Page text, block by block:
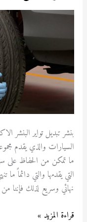
بنشر تبديل تواير البنشر
السيارات والذي يقدم
ما تمكن من الحفاظ على
التي يقدمها والتي دائماً
نهائي وسريع لذلك فإننا
تواير
قراءة المزيد »